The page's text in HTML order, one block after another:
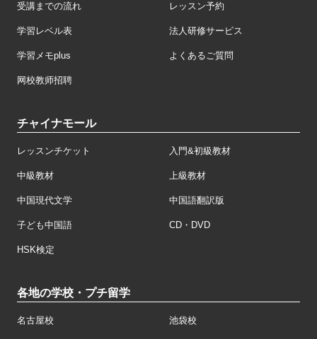
受講までの流れ レッスン予約
学習レベル表 法人研修サービス
学習メモplus よくあるご質問
网校教师招聘
チャイナモール
レッスンチケット 入門&初級教材
中級教材 上級教材
中国現代文学 中国語翻訳版
子ども中国語 CD・DVD
HSK検定
各地の学校・プチ留学
名古屋校 池袋校